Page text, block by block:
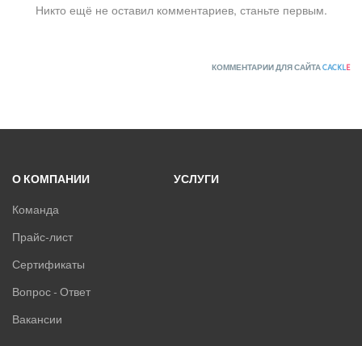
Никто ещё не оставил комментариев, станьте первым.
КОММЕНТАРИИ ДЛЯ САЙТАCACKLE
О КОМПАНИИ
Команда
Прайс-лист
Сертификаты
Вопрос - Ответ
Вакансии
УСЛУГИ